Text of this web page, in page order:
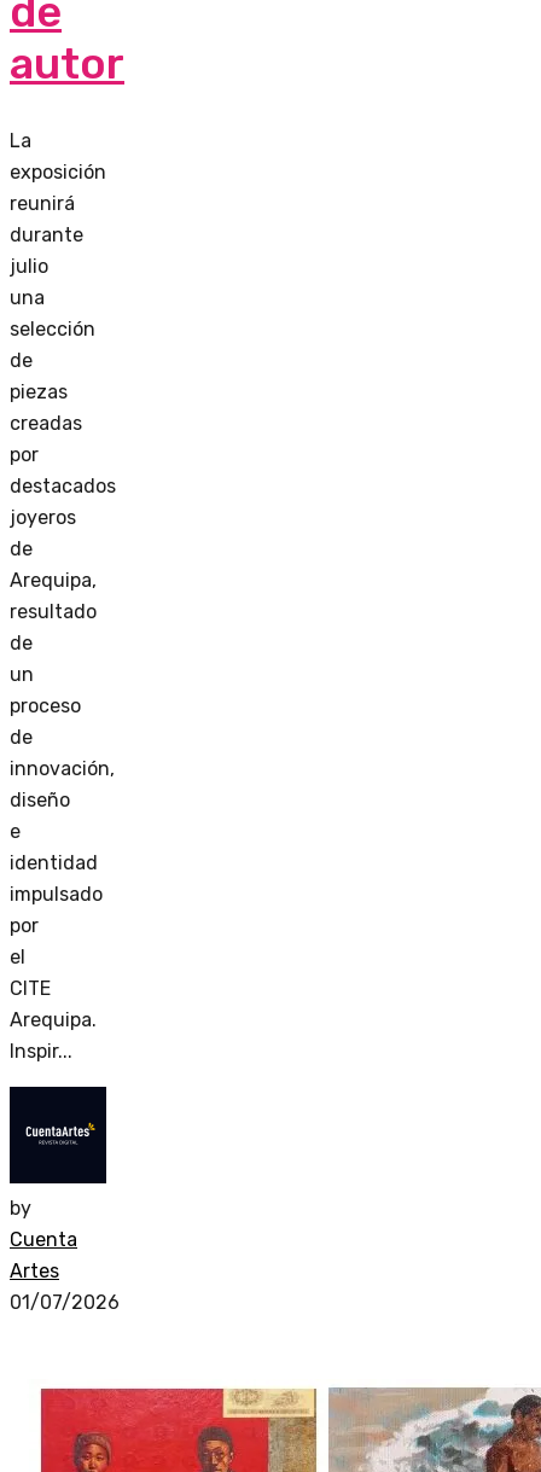
de
autor
La
exposición
reunirá
durante
julio
una
selección
de
piezas
creadas
por
destacados
joyeros
de
Arequipa,
resultado
de
un
proceso
de
innovación,
diseño
e
identidad
impulsado
por
el
CITE
Arequipa.
Inspir...
by
Cuenta
Artes
01/07/2026